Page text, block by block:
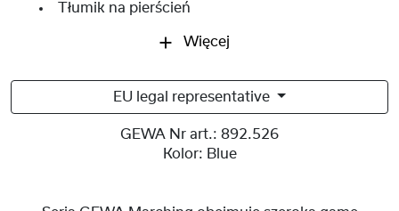
Tłumik na pierścień
Więcej
EU legal representative
GEWA Nr art.: 892.526
Kolor: Blue